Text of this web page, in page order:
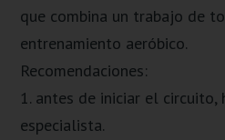
que combina un trabajo de
entrenamiento aeróbico.
Recomendaciones:
1. antes de iniciar el circuito,
especialista.